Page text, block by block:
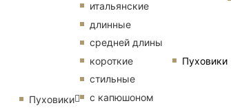
Пуховики
Пуховики
итальянские
длинные
средней длины
короткие
стильные
с капюшоном